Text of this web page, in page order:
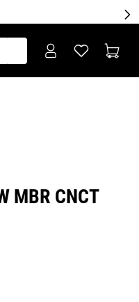
MBR CNCT